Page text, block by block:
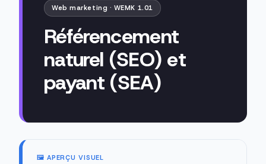
Web marketing · WEMK 1.01
Référencement
naturel (SEO) et
payant (SEA)
🖼️ APERÇU VISUEL